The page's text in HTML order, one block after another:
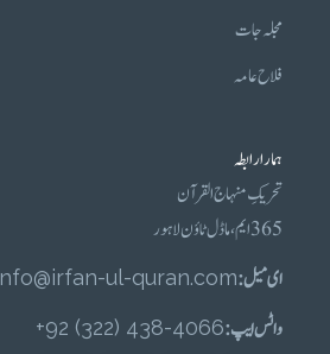
مجلہ جات
فلاح عامہ
ہمارا رابطہ
تحریکِ منہاج القرآن
365 ایم، ماڈل ٹاؤن لاہور
ای میل :ul-quran.com
واٹس ایپ :4066-438 (322) 92+